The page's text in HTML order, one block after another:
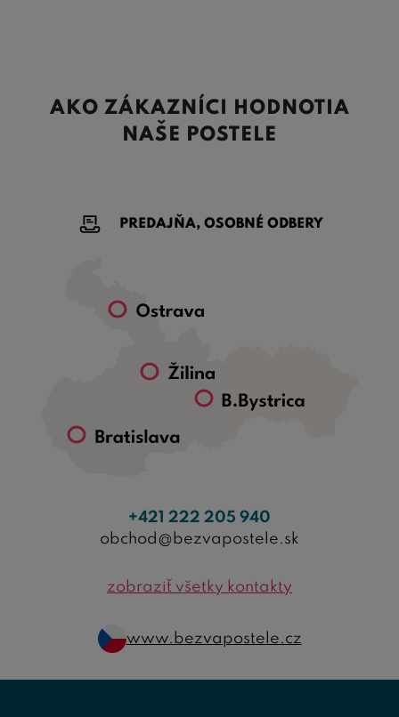
AKO ZÁKAZNÍCI HODNOTIA
NAŠE POSTELE
PREDAJŇA, OSOBNÉ ODBERY
+421 222 205 940
obchod@bezvapostele.sk
zobraziť všetky kontakty
www.bezvapostele.cz